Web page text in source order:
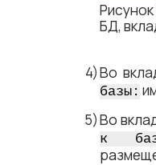
БД,
Во
базы:
Во
к